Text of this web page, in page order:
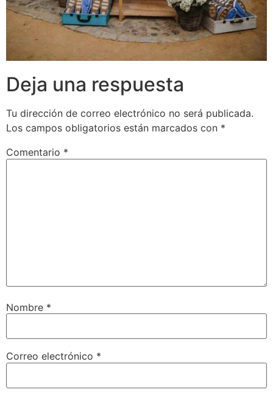
Deja una respuesta
Tu dirección de correo electrónico no será publicada.
Los campos obligatorios están marcados con *
Comentario *
Nombre *
Correo electrónico *